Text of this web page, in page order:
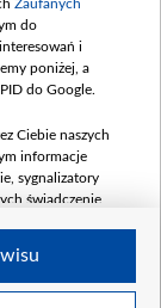
Zaufanych
do
i
poniżej, a
do Google.
Ciebie naszych
informacje
sygnalizatory
świadczenie